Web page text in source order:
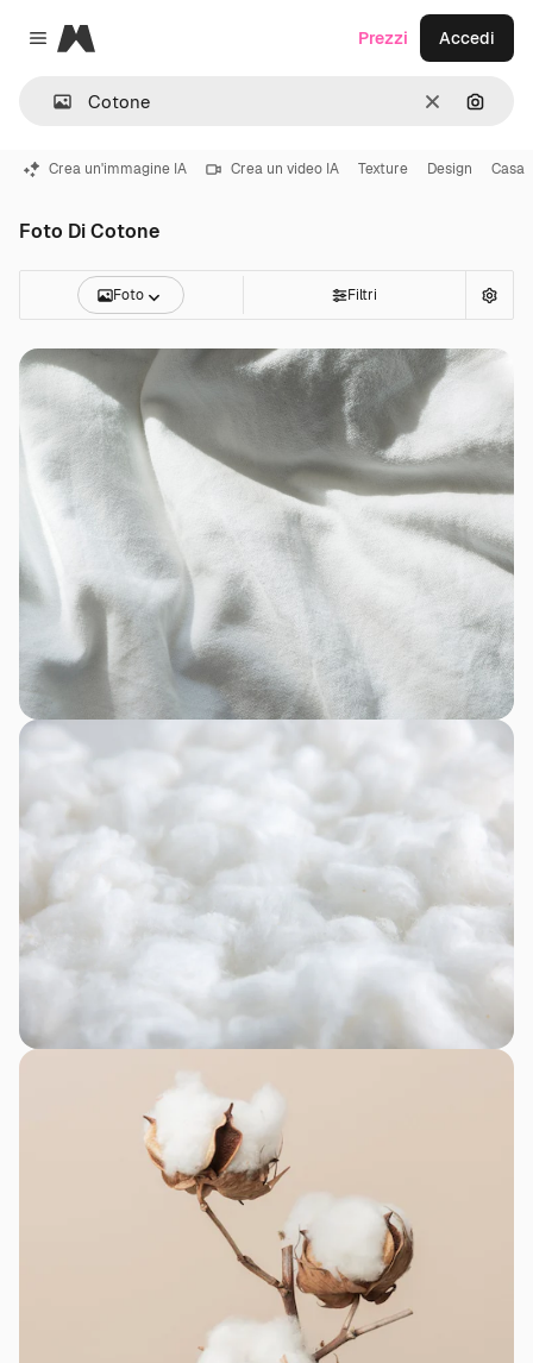
Close menu
Magnific
CancellaCerca
Prezzi Accedi
Crea un'immagine IA Crea un video IA Texture Design Casa
Foto Di Cotone
Foto Filtri